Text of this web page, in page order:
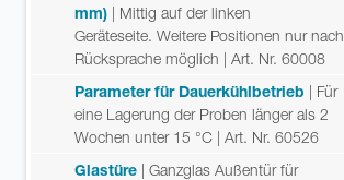
mm) | Mittig auf der linken
Geräteseite. Weitere Positionen nur nach
Rücksprache möglich | Art. Nr. 60008
Parameter für Dauerkühlbetrieb | Für
eine Lagerung der Proben länger als 2
Wochen unter 15 °C | Art. Nr. 60526
Glastüre | Ganzglas Außentür für